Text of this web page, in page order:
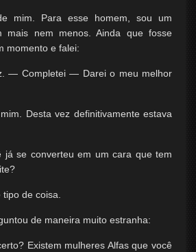
mim. Para esse homem, sou um
mais nem menos. Ainda que fosse
momento e falei:
— Completei — Darei o meu melhor
Desta vez definitivamente estava
se converteu em um cara que tem
de coisa.
de maneira muito estranha:
Existem mulheres Alfas que você